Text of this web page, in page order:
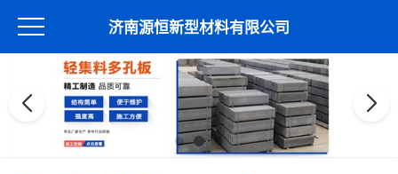
济南源恒新型材料有限公司